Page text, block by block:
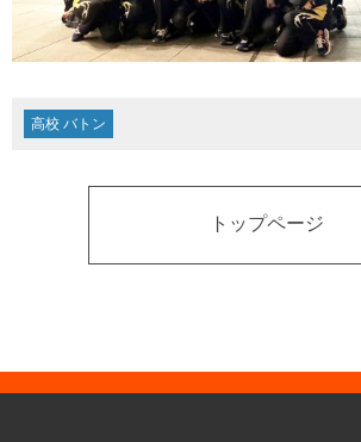
高校 バトン
トップページ